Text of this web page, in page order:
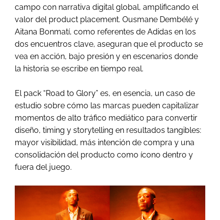
campo con narrativa digital global, amplificando el
valor del product placement. Ousmane Dembélé y
Aitana Bonmatí, como referentes de Adidas en los
dos encuentros clave, aseguran que el producto se
vea en acción, bajo presión y en escenarios donde
la historia se escribe en tiempo real.
El pack “Road to Glory” es, en esencia, un caso de
estudio sobre cómo las marcas pueden capitalizar
momentos de alto tráfico mediático para convertir
diseño, timing y storytelling en resultados tangibles:
mayor visibilidad, más intención de compra y una
consolidación del producto como ícono dentro y
fuera del juego.